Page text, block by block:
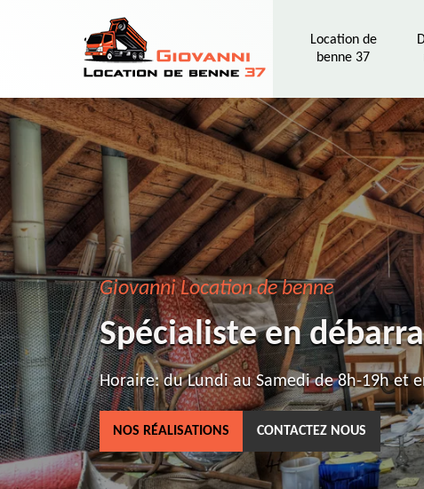
Location de
benne 37
Giovanni Location de benne
Spécialiste en
Horaire: du Lundi au Samedi de 8h-19h et
NOS RÉALISATIONS CONTACTEZ NOUS